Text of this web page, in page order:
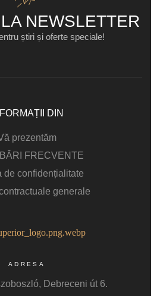
NEWSLETTER
știri și oferte speciale!
DIN
prezentăm
FRECVENTE
de confidențialitate
generale
ADRESA
Debreceni út 6.